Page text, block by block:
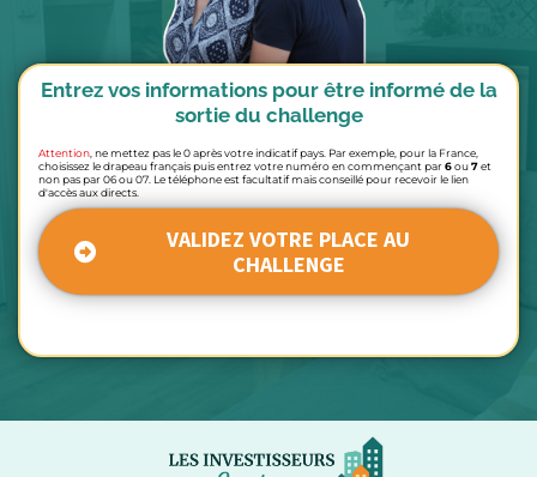
Entrez vos informations pour être informé de la
sortie du challenge
Attention ne mettez pas le 0 après votre indicatif pays. Par exemple, pour la France,
choisissez le drapeau français puis entrez votre numéro en commençant par6ou7et
non pas par 06 ou 07. Le téléphone est facultatif mais conseillé pour recevoir le lien
d'accès aux directs.
VALIDEZ VOTRE PLACE AU
CHALLENGE